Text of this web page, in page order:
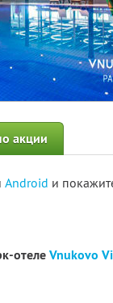
акции
Android и
отелеVnukovo